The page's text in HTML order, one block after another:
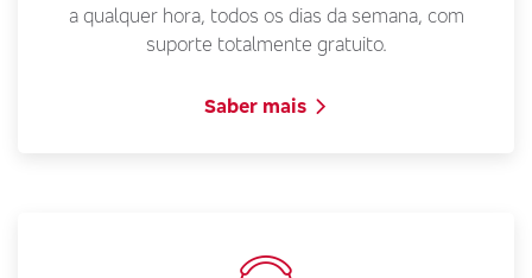
a qualquer hora, todos os dias da semana, com
suporte totalmente gratuito.
Saber mais